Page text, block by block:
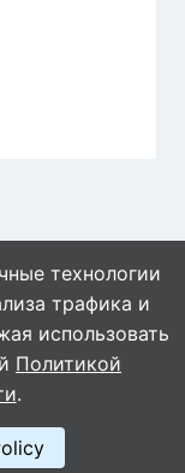
технологии
трафика и
использовать
Политикой
.